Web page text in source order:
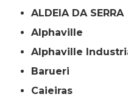
ALDEIA DA SERRA
Alphaville
Alphaville
Barueri
Caieiras